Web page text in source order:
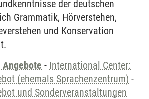
der deutschen
Grammatik, Hörverstehen,
und Konservation
- International Center:
(ehemals Sprachenzentrum) -
und Sonderveranstaltungen